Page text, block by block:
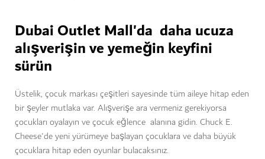
Dubai Outlet Mall'da daha ucuza
alışverişin ve yemeğin keyfini
sürün
Üstelik, çocuk markası çeşitleri sayesinde tüm aileye hitap eden
bir şeyler mutlaka var. Alışverişe ara vermeniz gerekiyorsa
çocukları oyalayın ve çocuk eğlence alanına gidin. Chuck E.
Cheese'de yeni yürümeye başlayan çocuklara ve daha büyük
çocuklara hitap eden oyunlar bulacaksınız.